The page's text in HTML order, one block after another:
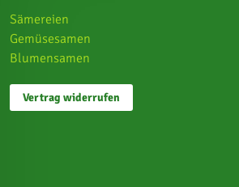
Sämereien
Gemüsesamen
Blumensamen
Vertrag widerrufen